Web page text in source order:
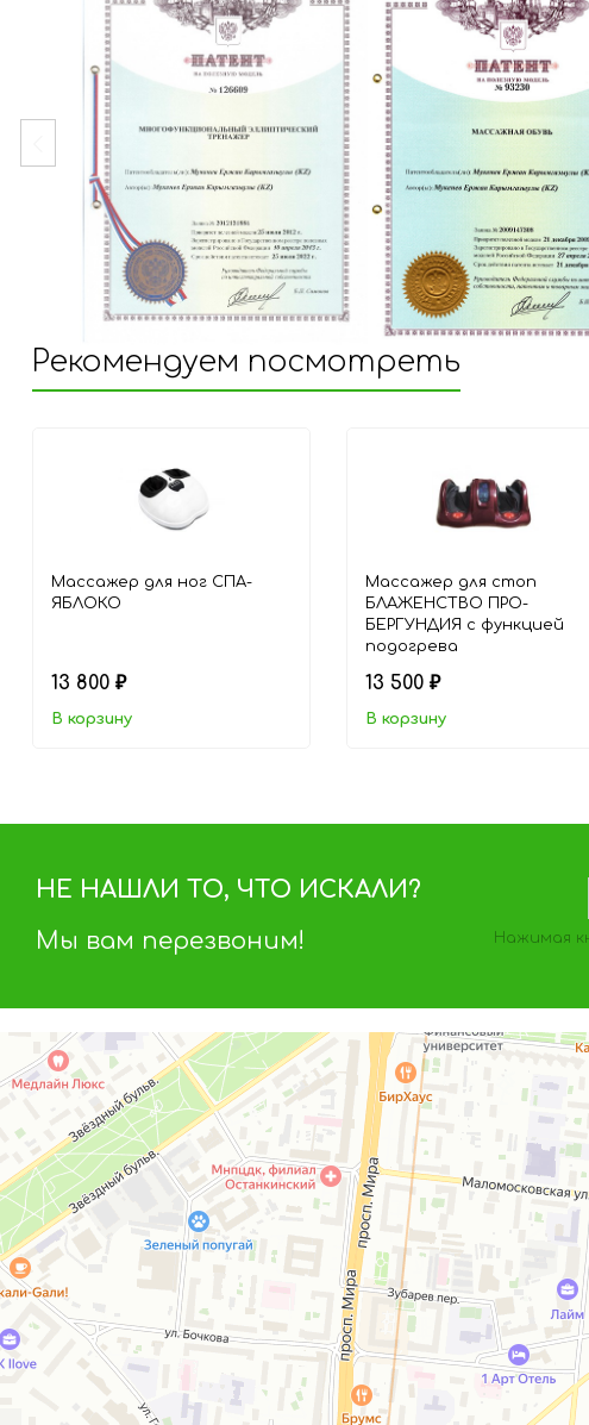
Рекомендуем посмотреть
Массажер для ног СПА-
ЯБЛОКО
13 800 ₽
В корзину
Массажер для стоп
БЛАЖЕНСТВО ПРО-
БЕРГУНДИЯ с функцией
подогрева
13 500 ₽
В корзину
НЕ НАШЛИ ТО, ЧТО ИСКАЛИ?
Мы вам перезвоним!
Нажимая